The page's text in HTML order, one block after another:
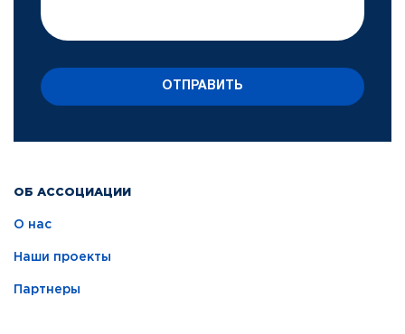
ОБ АССОЦИАЦИИ
О нас
Наши проекты
Партнеры
ОТПРАВИТЬ